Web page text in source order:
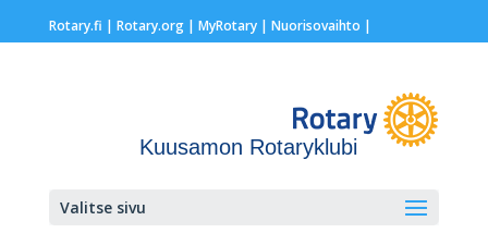
Rotary.fi | Rotary.org| MyRotary | Nuorisovaihto |
Kuusamon Rotaryklubi
Valitse sivu